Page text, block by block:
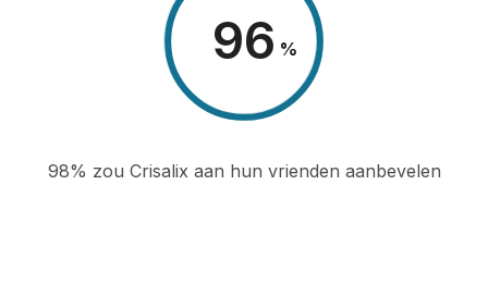
98 %
98% zou Crisalix aan hun vrienden aanbevelen